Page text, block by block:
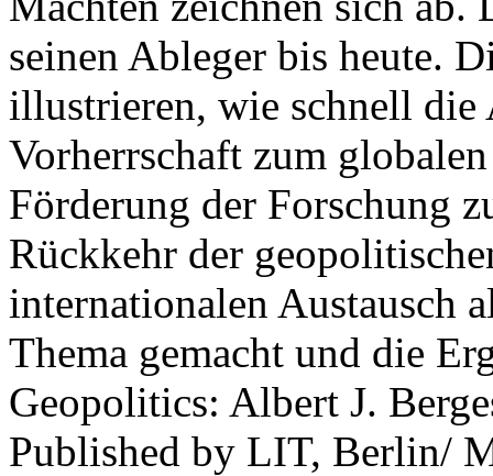
seinen Ableger bis heute.
illustrieren, wie schnell die
Vorherrschaft zum
Förderung der Forschung
Rückkehr der
internationalen Austausch
Thema gemacht und die
Geopolitics: Albert J.
Published by LIT, Berlin/